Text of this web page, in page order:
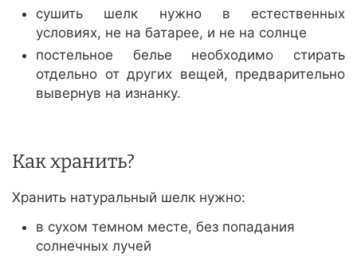
сушить шелк нужно в естественных
условиях, не на батарее, и не на солнце
постельное белье необходимо стирать
отдельно от других вещей, предварительно
вывернув на изнанку.
Как хранить?
Хранить натуральный шелк нужно:
в сухом темном месте, без попадания
солнечных лучей